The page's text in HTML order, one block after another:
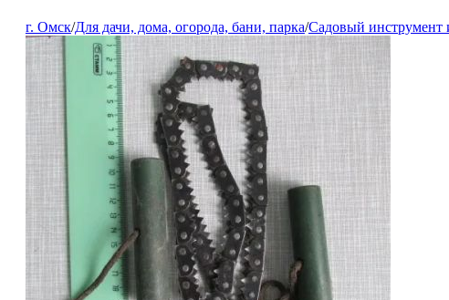
г. Омск/Для дачи, дома, огорода, бани, парка/Садовый инструмент